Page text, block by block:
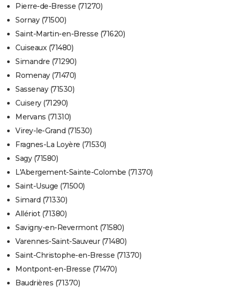
Pierre-de-Bresse (71270)
Sornay (71500)
Saint-Martin-en-Bresse (71620)
Cuiseaux (71480)
Simandre (71290)
Romenay (71470)
Sassenay (71530)
Cuisery (71290)
Mervans (71310)
Virey-le-Grand (71530)
Fragnes-La Loyère (71530)
Sagy (71580)
L'Abergement-Sainte-Colombe (71370)
Saint-Usuge (71500)
Simard (71330)
Allériot (71380)
Savigny-en-Revermont (71580)
Varennes-Saint-Sauveur (71480)
Saint-Christophe-en-Bresse (71370)
Montpont-en-Bresse (71470)
Baudrières (71370)